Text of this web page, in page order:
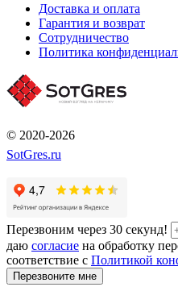
Доставка и оплата
Гарантия и возврат
Сотрудничество
Политика
© 2020-2026
SotGres.ru
Перезвоним через 30 секунд!
даю согласие на обработку
соответствие с Политикой
Перезвоните мне